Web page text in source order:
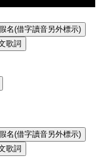
名(借字讀音另外標示)
歌詞
名(借字讀音另外標示)
歌詞